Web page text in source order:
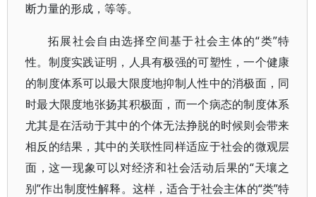
断力量的形成，等等。
拓展社会自由选择空间基于社会主体的“类”特
性。制度实践证明，人具有极强的可塑性，一个健康
的制度体系可以最大限度地抑制人性中的消极面，同
时最大限度地张扬其积极面，而一个病态的制度体系
尤其是在活动于其中的个体无法挣脱的时候则会带来
相反的结果，其中的关联性同样适应于社会的微观层
面，这一现象可以对经济和社会活动后果的“天壤之
别”作出制度性解释。这样，适合于社会主体的“类”特